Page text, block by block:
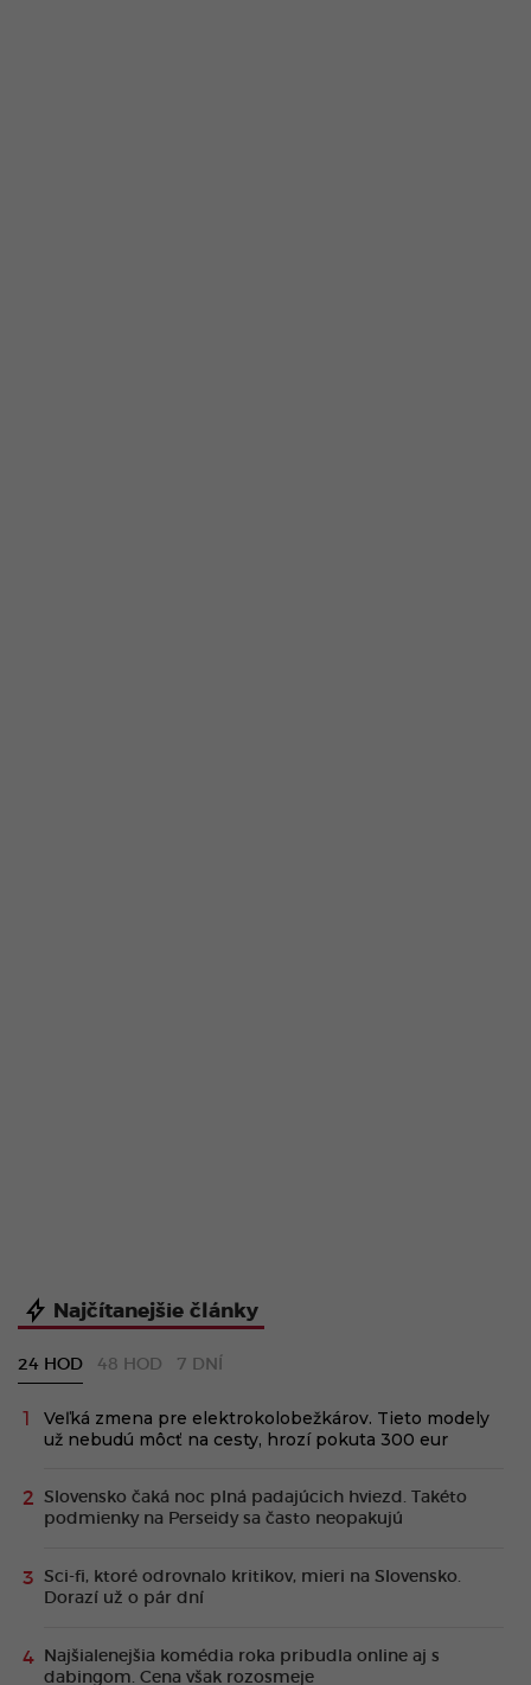
Najčítanejšie články
24 HOD 48 HOD 7 DNÍ
Veľká zmena pre elektrokolobežkárov. Tieto modely
už nebudú môcť na cesty, hrozí pokuta 300 eur
Slovensko čaká noc plná padajúcich hviezd. Takéto
podmienky na Perseidy sa často neopakujú
Sci-fi, ktoré odrovnalo kritikov, mieri na Slovensko.
Dorazí už o pár dní
Najšialenejšia komédia roka pribudla online aj s
dabingom. Cena však rozosmeje